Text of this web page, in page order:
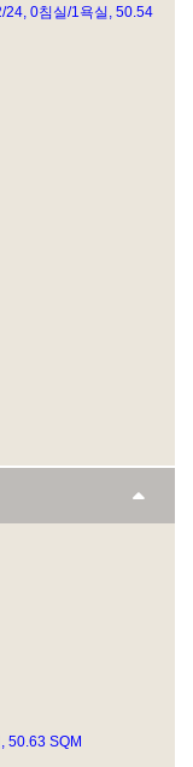
0침실/1욕실, 50.54
50.63 SQM